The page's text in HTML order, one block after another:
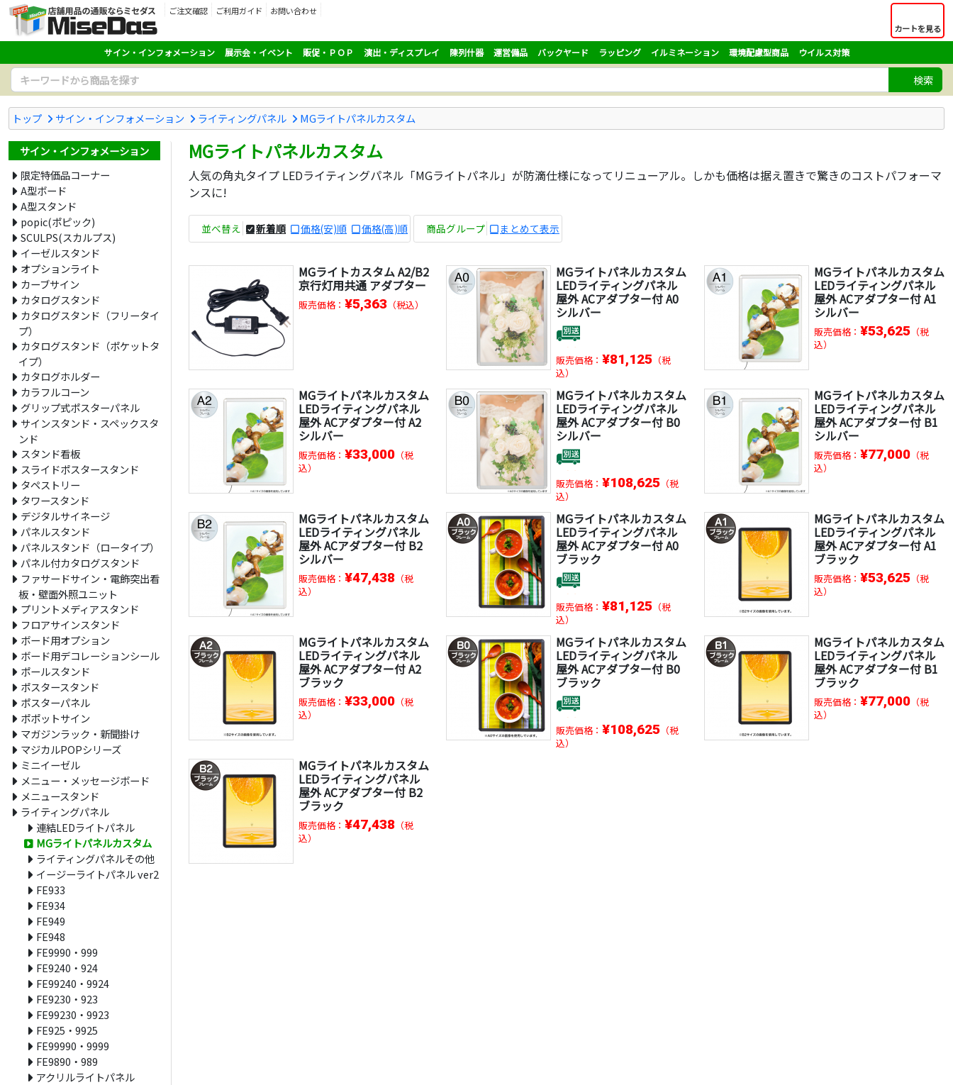
ご注文確認 ご利用ガイド
お問い合わせ
カートを見る
サイン・インフォメーション 展示会・イベント 販促・ＰＯＰ 演出・ディスプレイ 陳列什器 運営備品 バックヤード ラッピング イルミネーション 環境配慮型商品 ウイルス対策
検索
トップ サイン・インフォメーション ライティングパネル MGライトパネルカスタム
MGライトパネルカスタム
人気の角丸タイプ LEDライティングパネル「MGライトパネル」が防滴仕様になってリニューアル。しかも価格は据え置きで驚きのコストパフォーマ
ンスに!
並べ替え 新着順 価格(安)順 価格(高)順 商品グループ まとめて表示
MGライトカスタム A2/B2
京行灯用共通 アダプター
販売価格： ¥5,363 （税込）
MGライトパネルカスタム
LEDライティングパネル
屋外 ACアダプター付 A0
シルバー
販売価格：¥81,125 （税
込）
MGライトパネルカスタム
LEDライティングパネル
屋外 ACアダプター付 A1
シルバー
販売価格： ¥53,625（税
込）
MGライトパネルカスタム
LEDライティングパネル
屋外 ACアダプター付 A2
シルバー
販売価格： ¥33,000 （税
込）
MGライトパネルカスタム
LEDライティングパネル
屋外 ACアダプター付 B0
シルバー
販売価格：¥108,625 （税
込）
MGライトパネルカスタム
LEDライティングパネル
屋外 ACアダプター付 B1
シルバー
販売価格： ¥77,000（税
込）
MGライトパネルカスタム
LEDライティングパネル
屋外 ACアダプター付 B2
シルバー
販売価格： ¥47,438 （税
込）
MGライトパネルカスタム
LEDライティングパネル
屋外 ACアダプター付 A0
ブラック
販売価格：¥81,125 （税
込）
MGライトパネルカスタム
LEDライティングパネル
屋外 ACアダプター付 A1
ブラック
販売価格： ¥53,625（税
込）
MGライトパネルカスタム
LEDライティングパネル
屋外 ACアダプター付 A2
ブラック
販売価格： ¥33,000 （税
込）
MGライトパネルカスタム
LEDライティングパネル
屋外 ACアダプター付 B0
ブラック
販売価格：¥108,625 （税
込）
MGライトパネルカスタム
LEDライティングパネル
屋外 ACアダプター付 B1
ブラック
販売価格： ¥77,000（税
込）
MGライトパネルカスタム
LEDライティングパネル
屋外 ACアダプター付 B2
ブラック
販売価格： ¥47,438 （税
込）
サイン・インフォメーション
限定特価品コーナー
A型ボード
A型スタンド
popic(ポピック)
SCULPS(スカルプス)
イーゼルスタンド
オプションライト
カーブサイン
カタログスタンド
カタログスタンド（フリータイ
プ）
カタログスタンド（ポケットタ
イプ）
カタログホルダー
カラフルコーン
グリップ式ポスターパネル
サインスタンド・スペックスタ
ンド
スタンド看板
スライドポスタースタンド
タペストリー
タワースタンド
デジタルサイネージ
パネルスタンド
パネルスタンド（ロータイプ）
パネル付カタログスタンド
ファサードサイン・電飾突出看
板・壁面外照ユニット
プリントメディアスタンド
フロアサインスタンド
ボード用オプション
ボード用デコレーションシール
ポールスタンド
ポスタースタンド
ポスターパネル
ポポットサイン
マガジンラック・新聞掛け
マジカルPOPシリーズ
ミニイーゼル
メニュー・メッセージボード
メニュースタンド
ライティングパネル
連結LEDライトパネル
MGライトパネルカスタム
ライティングパネルその他
イージーライトパネル ver2
FE933
FE934
FE949
FE948
FE9990・999
FE9240・924
FE99240・9924
FE9230・923
FE99230・9923
FE925・9925
FE99990・9999
FE9890・989
アクリルライトパネル